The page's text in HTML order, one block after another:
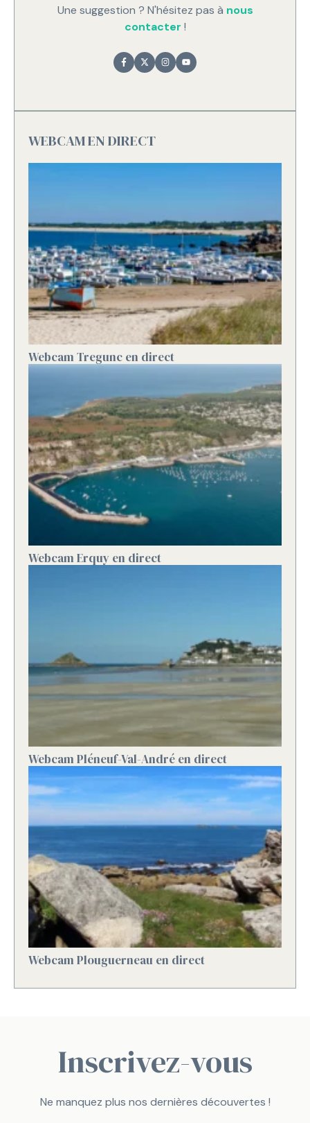
Une suggestion ? N'hésitez pas à nous
contacter !
WEBCAM EN DIRECT
Webcam Tregunc en direct
Webcam Erquy en direct
Webcam Pléneuf-Val-André en direct
Webcam Plouguerneau en direct
Inscrivez-vous
Ne manquez plus nos dernières découvertes !